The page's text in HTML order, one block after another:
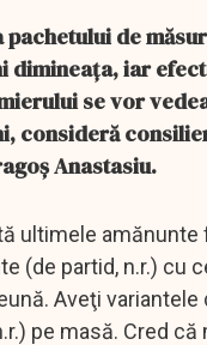
pachetului de
dimineaţa, iar
se vor
consideră
Anastasiu.
ultimele amănunte
(de partid, n.r.) cu
Aveţi variantele
pe masă. Cred că